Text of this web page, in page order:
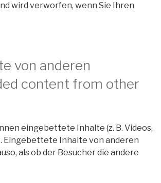
wird verworfen, wenn Sie Ihren
von anderen
content from other
eingebettete Inhalte (z. B. Videos,
Eingebettete Inhalte von anderen
als ob der Besucher die andere